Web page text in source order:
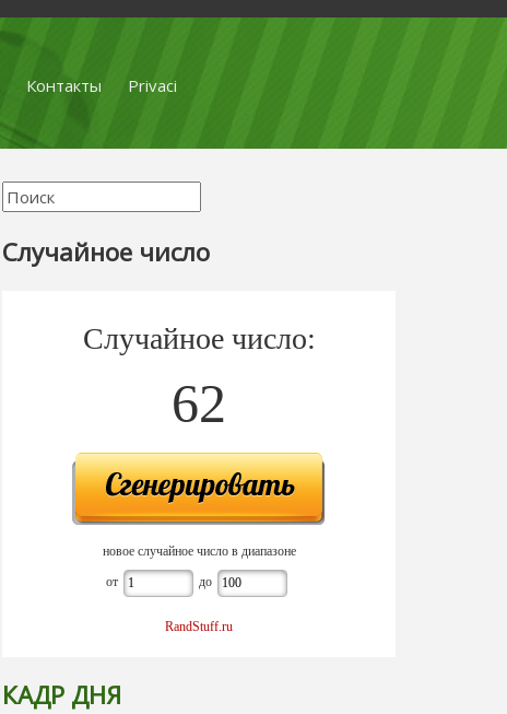
Контакты
Privaci
Случайное число
Случайное число:
62
новое случайное число в диапазоне
от до
RandStuff.ru
КАДР ДНЯ